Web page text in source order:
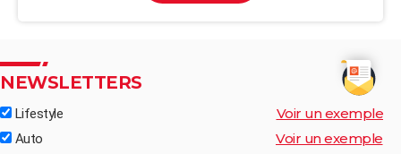
NEWSLETTERS
Lifestyle Voir un exemple
Auto Voir un exemple